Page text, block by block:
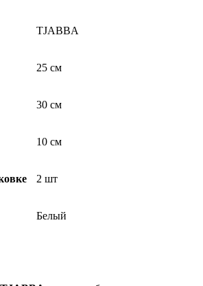
TJABBA
25 см
30 см
10 см
2 шт
Белый